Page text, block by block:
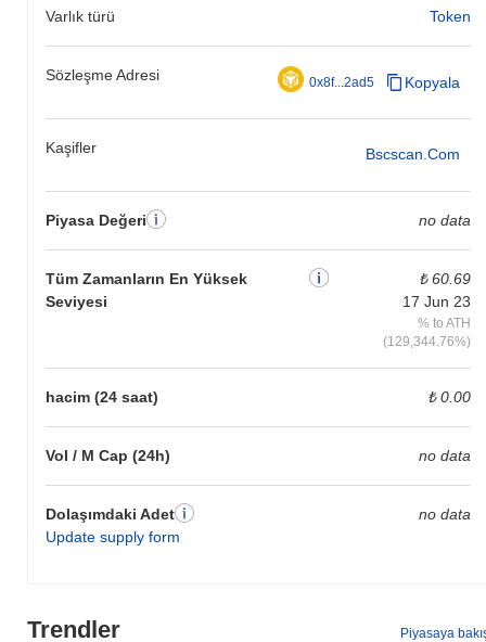
Varlık türü Token
Sözleşme Adresi 0x8f...2ad5 Kopyala
Kaşifler Bscscan.com
Piyasa Değeri no data
Tüm Zamanların En Yüksek
Seviyesi
₺ 60.69
17 Jun 23
% to ATH
(129,344.76%)
hacim (24 saat) ₺ 0.00
Vol / M Cap (24h) no data
Dolaşımdaki Adet
Update supply form
no data
Trendler Piyasaya